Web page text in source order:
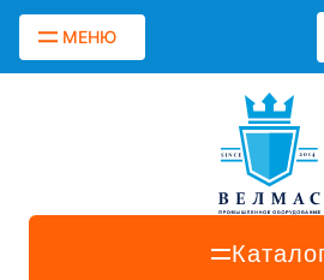
МЕНЮ